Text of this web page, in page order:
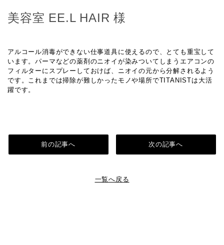
美容室 EE.L HAIR 様
アルコール消毒ができない仕事道具に使えるので、とても重宝して
います。パーマなどの薬剤のニオイが染みついてしまうエアコンの
フィルターにスプレーしておけば、ニオイの元から分解されるよう
です。これまでは掃除が難しかったモノや場所でTITANISTは大活
躍です。
前の記事へ
一覧へ戻る
次の記事へ